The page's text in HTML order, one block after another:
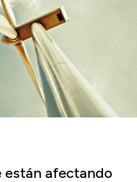
están afectando